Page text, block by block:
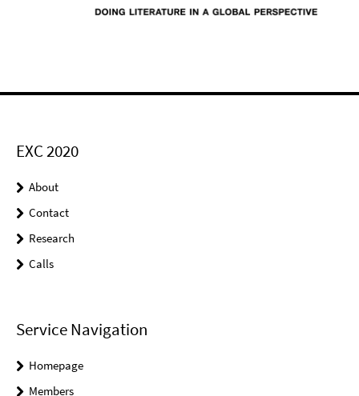
EXC 2020
About
Contact
Research
Calls
Service Navigation
Homepage
Members